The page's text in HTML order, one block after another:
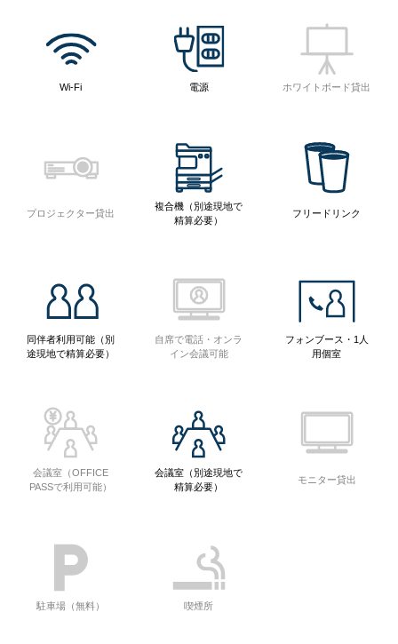
Wi-Fi 電源 ホワイトボード貸出
プロジェクター貸出
複合機（別途現地で
精算必要）
フリードリンク
同伴者利用可能（別
途現地で精算必要）
自席で電話・オンラ
イン会議可能
フォンブース・1人
用個室
会議室（OFFICE
PASSで利用可能）
会議室（別途現地で
精算必要）
モニター貸出
駐車場（無料） 喫煙所